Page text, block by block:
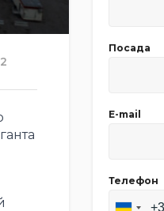
Посада
E-mail
Телефон